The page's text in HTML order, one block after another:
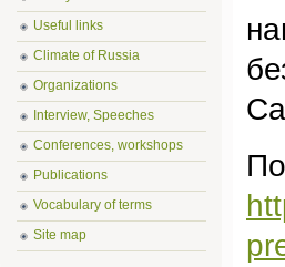
Useful links
Climate of Russia
Organizations
Interview, Speeches
Conferences, workshops
Publications
Vocabulary of terms
Site map